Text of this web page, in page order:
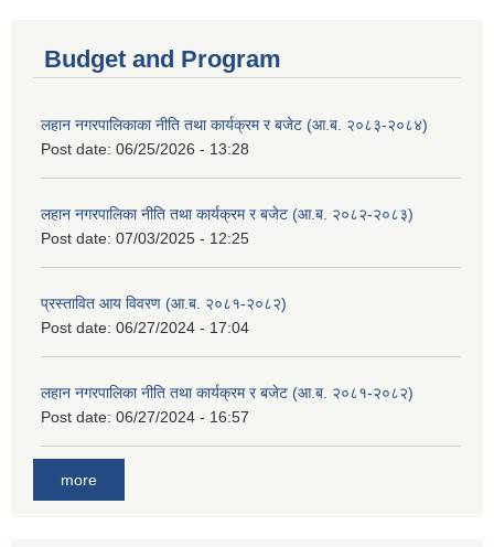
Budget and Program
लहान नगरपालिकाका नीति तथा कार्यक्रम र बजेट (आ.ब. २०८३-२०८४)
Post date: 06/25/2026 - 13:28
लहान नगरपालिका नीति तथा कार्यक्रम र बजेट (आ.ब. २०८२-२०८३)
Post date: 07/03/2025 - 12:25
प्रस्तावित आय विवरण (आ.ब. २०८१-२०८२)
Post date: 06/27/2024 - 17:04
लहान नगरपालिका नीति तथा कार्यक्रम र बजेट (आ.ब. २०८१-२०८२)
Post date: 06/27/2024 - 16:57
more